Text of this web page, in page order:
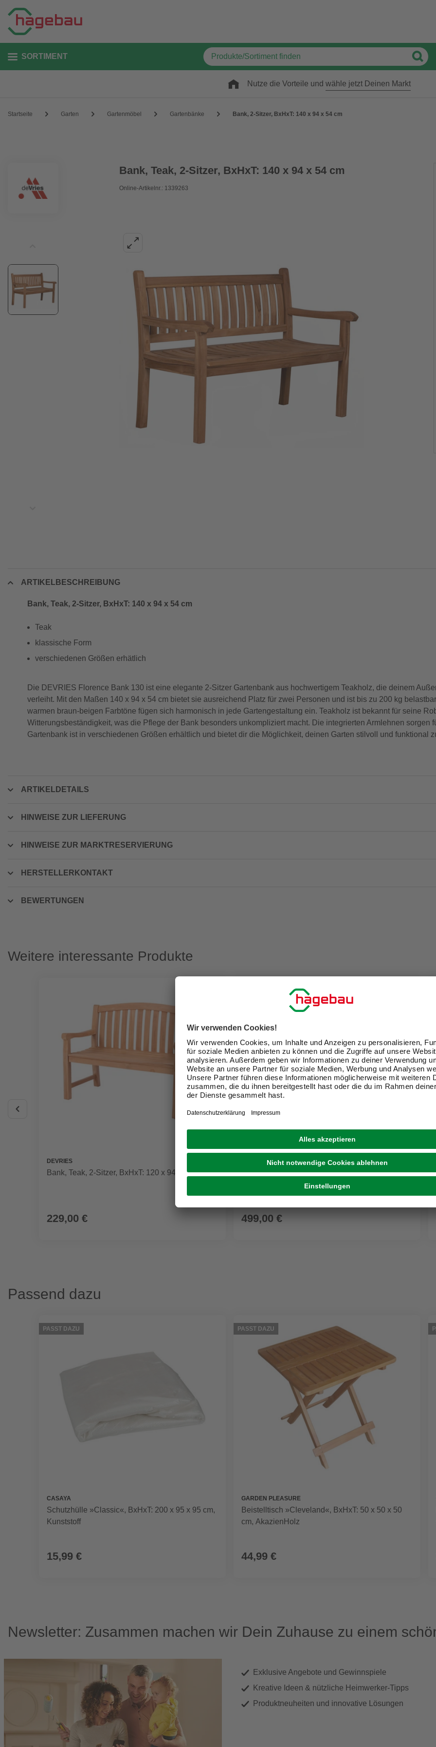
SORTIMENT
Nutze die Vorteile und wähle jetzt Deinen Markt
Startseite Garten Gartenmöbel Gartenbänke Bank, 2-Sitzer, BxHxT: 140 x 94 x 54 cm
Bank, Teak, 2-Sitzer, BxHxT: 140 x 94 x 54 cm
Online-Artikelnr.: 1339263
ARTIKELBESCHREIBUNG
Bank, Teak, 2-Sitzer, BxHxT: 140 x 94 x 54 cm
Teak
klassische Form
verschiedenen Größen erhätlich
Die DEVRIES Florence Bank 130 ist eine elegante 2-Sitzer Gartenbank aus hochwertigem Teakholz, die deinem
verleiht. Mit den Maßen 140 x 94 x 54 cm bietet sie ausreichend Platz für zwei Personen und ist bis zu 200 kg
warmen braun-beigen Farbtöne fügen sich harmonisch in jede Gartengestaltung ein. Teakholz ist bekannt für seine
Witterungsbeständigkeit, was die Pflege der Bank besonders unkompliziert macht. Die integrierten Armlehnen sorgen
Gartenbank ist in verschiedenen Größen erhältlich und bietet dir die Möglichkeit, deinen Garten stilvoll und funktional
ARTIKELDETAILS
HINWEISE ZUR LIEFERUNG
HINWEISE ZUR MARKTRESERVIERUNG
HERSTELLERKONTAKT
BEWERTUNGEN
Weitere interessante Produkte
DEVRIES
Bank, Teak, 2-Sitzer, BxHxT: 120 x 94 x 57 cm
229,00 €
Bank, Teak, 2-Sitzer, BxHxT: 140 x 94 x 54 cm
499,00 €
Passend dazu
PASST DAZU
CASAYA
Schutzhülle »Classic«, BxHxT: 200 x 95 x 95 cm,
Kunststoff
15,99 €
PASST DAZU
GARDEN PLEASURE
Beistelltisch »Cleveland«, BxHxT: 50 x 50 x 50
cm, AkazienHolz
44,99 €
Newsletter: Zusammen machen wir Dein Zuhause zu einem
Exklusive Angebote und Gewinnspiele
Kreative Ideen & nützliche Heimwerker-Tipps
Produktneuheiten und innovative Lösungen